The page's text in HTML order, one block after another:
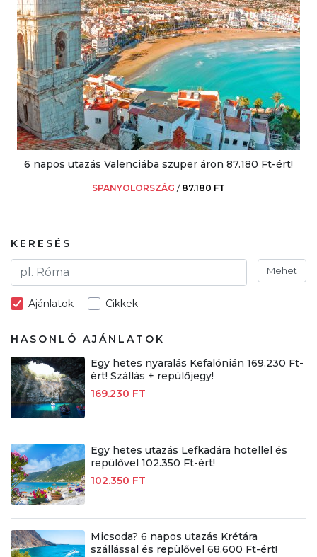
6 napos utazás Valenciába szuper áron 87.180 Ft-ért!
SPANYOLORSZÁG / 87.180 FT
KERESÉS
Mehet
Ajánlatok Cikkek
HASONLÓ AJÁNLATOK
Egy hetes nyaralás Kefalónián 169.230 Ft-
ért! Szállás + repülőjegy!
169.230 FT
Egy hetes utazás Lefkadára hotellel és
repülővel 102.350 Ft-ért!
102.350 FT
Micsoda? 6 napos utazás Krétára
szállással és repülővel 68.600 Ft-ért!